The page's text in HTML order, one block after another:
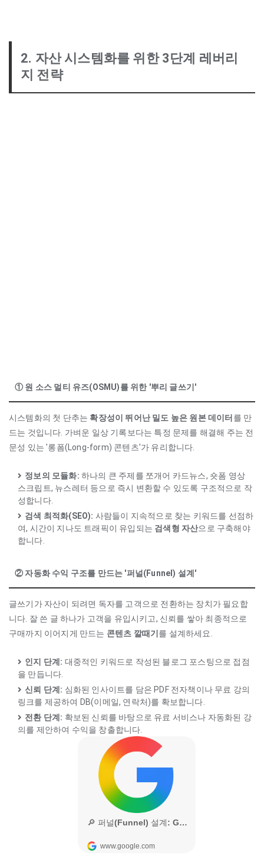
2. 자산 시스템화를 위한 3단계 레버리
지 전략
① 원 소스 멀티 유즈(OSMU)를 위한 '뿌리 글쓰기'
시스템화의 첫 단추는 확장성이 뛰어난 밀도 높은 원본 데이터 를 만
드는 것입니다. 가벼운 일상 기록보다는 특정 문제를 해결해 주는 전
문성 있는 '롱폼(Long-form) 콘텐츠'가 유리합니다.
정보의 모듈화: 하나의 큰 주제를 쪼개어 카드뉴스, 숏폼 영상
스크립트, 뉴스레터 등으로 즉시 변환할 수 있도록 구조적으로 작
성합니다.
검색 최적화(SEO): 사람들이 지속적으로 찾는 키워드를 선점하
여, 시간이 지나도 트래픽이 유입되는 검색형 자산으로 구축해야
합니다.
② 자동화 수익 구조를 만드는 '퍼널(Funnel) 설계'
글쓰기가 자산이 되려면 독자를 고객으로 전환하는 장치가 필요합
니다. 잘 쓴 글 하나가 고객을 유입시키고, 신뢰를 쌓아 최종적으로
구매까지 이어지게 만드는 콘텐츠 깔때기 를 설계하세요.
인지 단계: 대중적인 키워드로 작성된 블로그 포스팅으로 접점
을 만듭니다.
신뢰 단계: 심화된 인사이트를 담은 PDF 전자책이나 무료 강의
링크를 제공하여 DB(이메일, 연락처)를 확보합니다.
전환 단계: 확보된 신뢰를 바탕으로 유료 서비스나 자동화된 강
의를 제안하여 수익을 창출합니다.